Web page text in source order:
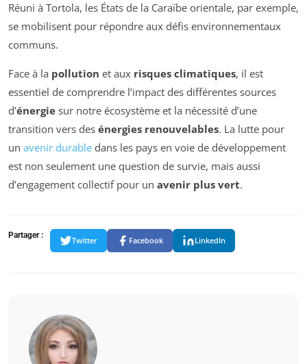
Réuni à Tortola, les États de la Caraïbe orientale, par exemple,
se mobilisent pour répondre aux défis environnementaux
communs.
Face à la pollution et aux risques climatiques, il est
essentiel de comprendre l’impact des différentes sources
d’énergie sur notre écosystème et la nécessité d’une
transition vers des énergies renouvelables. La lutte pour
un avenir durable dans les pays en voie de développement
est non seulement une question de survie, mais aussi
d’engagement collectif pour un avenir plus vert.
Partager :
Twitter Facebook LinkedIn